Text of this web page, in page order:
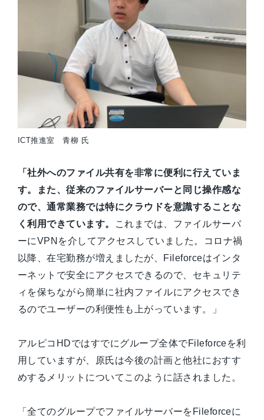
ICT推進室 青柳 氏
「社外へのファイル共有を非常に便利に行えていま
す。また、従来のファイルサーバーと同じ操作感な
ので、通常業務では特にクラウドを意識することな
く利用できています。
これまでは、ファイルサーバ
ーにVPNを介してアクセスしていました。コロナ禍
以降、在宅勤務が増えましたが、Fileforceはインタ
ーネットで安全にアクセスできるので、セキュリテ
ィを保ちながら簡単に社内ファイルにアクセスでき
るのでユーザーの利便性も上がっています。」
アルピコHDではすでにグループ全体でFileforceを利
用していますが、原氏は今後の計画と他社におすす
めするメリットについてこのように話されました。
「全てのグループでファイルサーバーをFileforceに